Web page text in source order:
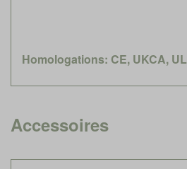
Homologations: CE, UKCA, UL
Accessoires